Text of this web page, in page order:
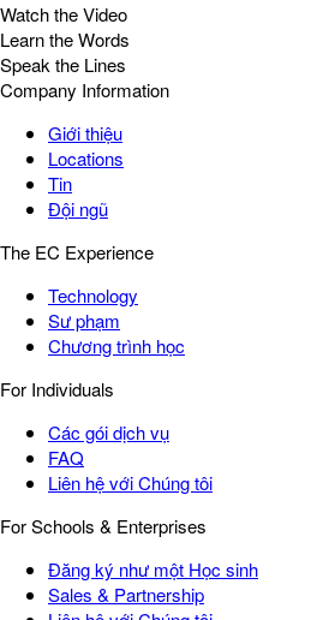
Watch the Video
Learn the Words
Speak the Lines
Company Information
Giới thiệu
Locations
Tin
Đội ngũ
The EC Experience
Technology
Sư phạm
Chương trình học
For Individuals
Các gói dịch vụ
FAQ
Liên hệ với Chúng tôi
For Schools & Enterprises
Đăng ký như một Học sinh
Sales & Partnership